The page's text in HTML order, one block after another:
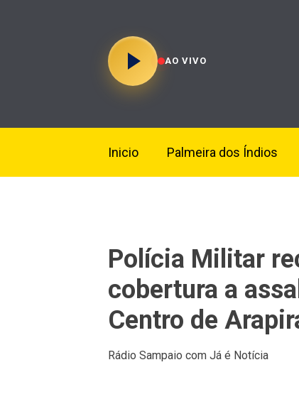
AO VIVO
Inicio Palmeira dos Índios
Polícia Militar
cobertura a
Centro de
Rádio Sampaio com Já é Notícia